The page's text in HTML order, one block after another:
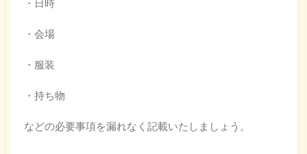
・会場
・服装
・持ち物
などの必要事項を漏れなく記載いたしましょう。